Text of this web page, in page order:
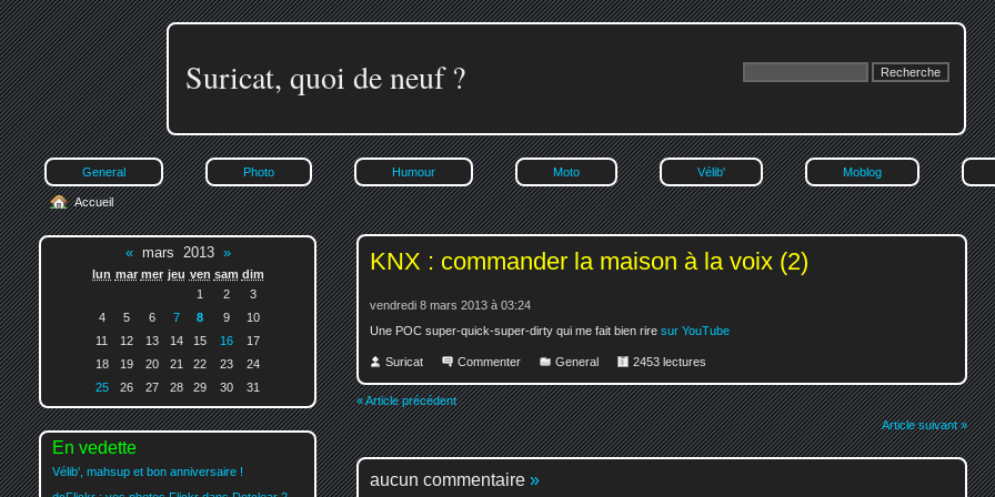
Suricat, quoi de neuf ?
General Photo Humour Moto Vélib' Moblog
KNX : commander la maison à la voix (2)
vendredi 8 mars 2013 à 03:24
Une POC super-quick-super-dirty qui me fait bien rire sur YouTube
Suricat Commenter General 2453 lectures
« Article précédent
Article suivant »
aucun commentaire »
Accueil
«mars 2013 »
lun mar mer jeu ven sam dim
1
2
3
4
5 6 7 8 9
10
11
12 13 14 15 16
17
18
19 20 21 22 23
24
25
26 27 28 29 30 31
En vedette
Vélib', mahsup et bon anniversaire !